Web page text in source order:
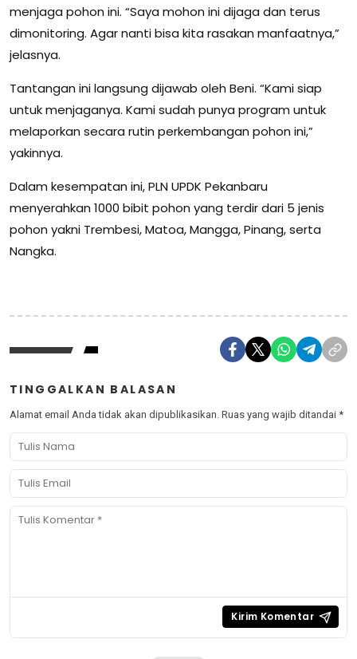
menjaga pohon ini. “Saya mohon ini dijaga dan terus
dimonitoring. Agar nanti bisa kita rasakan manfaatnya,”
jelasnya.
Tantangan ini langsung dijawab oleh Beni. “Kami siap
untuk menjaganya. Kami sudah punya program untuk
melaporkan secara rutin perkembangan pohon ini,”
yakinnya.
Dalam kesempatan ini, PLN UPDK Pekanbaru
menyerahkan 1000 bibit pohon yang terdir dari 5 jenis
pohon yakni Trembesi, Matoa, Mangga, Pinang, serta
Nangka.
TINGGALKAN BALASAN
Alamat email Anda tidak akan dipublikasikan. Ruas yang wajib ditandai *